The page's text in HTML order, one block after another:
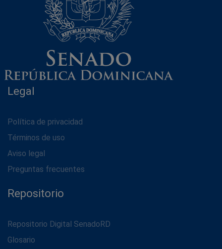
Legal
Política de privacidad
Términos de uso
Aviso legal
Preguntas frecuentes
Repositorio
Repositorio Digital SenadoRD
Glosario